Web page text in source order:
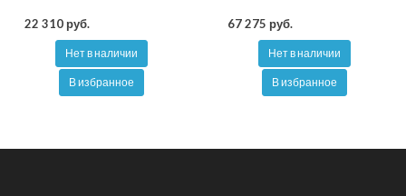
22 310 руб.
Нет в наличии
В избранное
67 275 руб.
Нет в наличии
В избранное